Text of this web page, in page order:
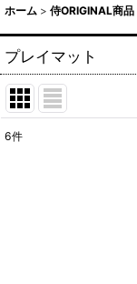
ホーム > 侍ORIGINAL商品
プレイマット
6件